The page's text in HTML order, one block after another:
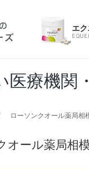
エ
医療機関
ローソンクオール薬局相
オール薬局相